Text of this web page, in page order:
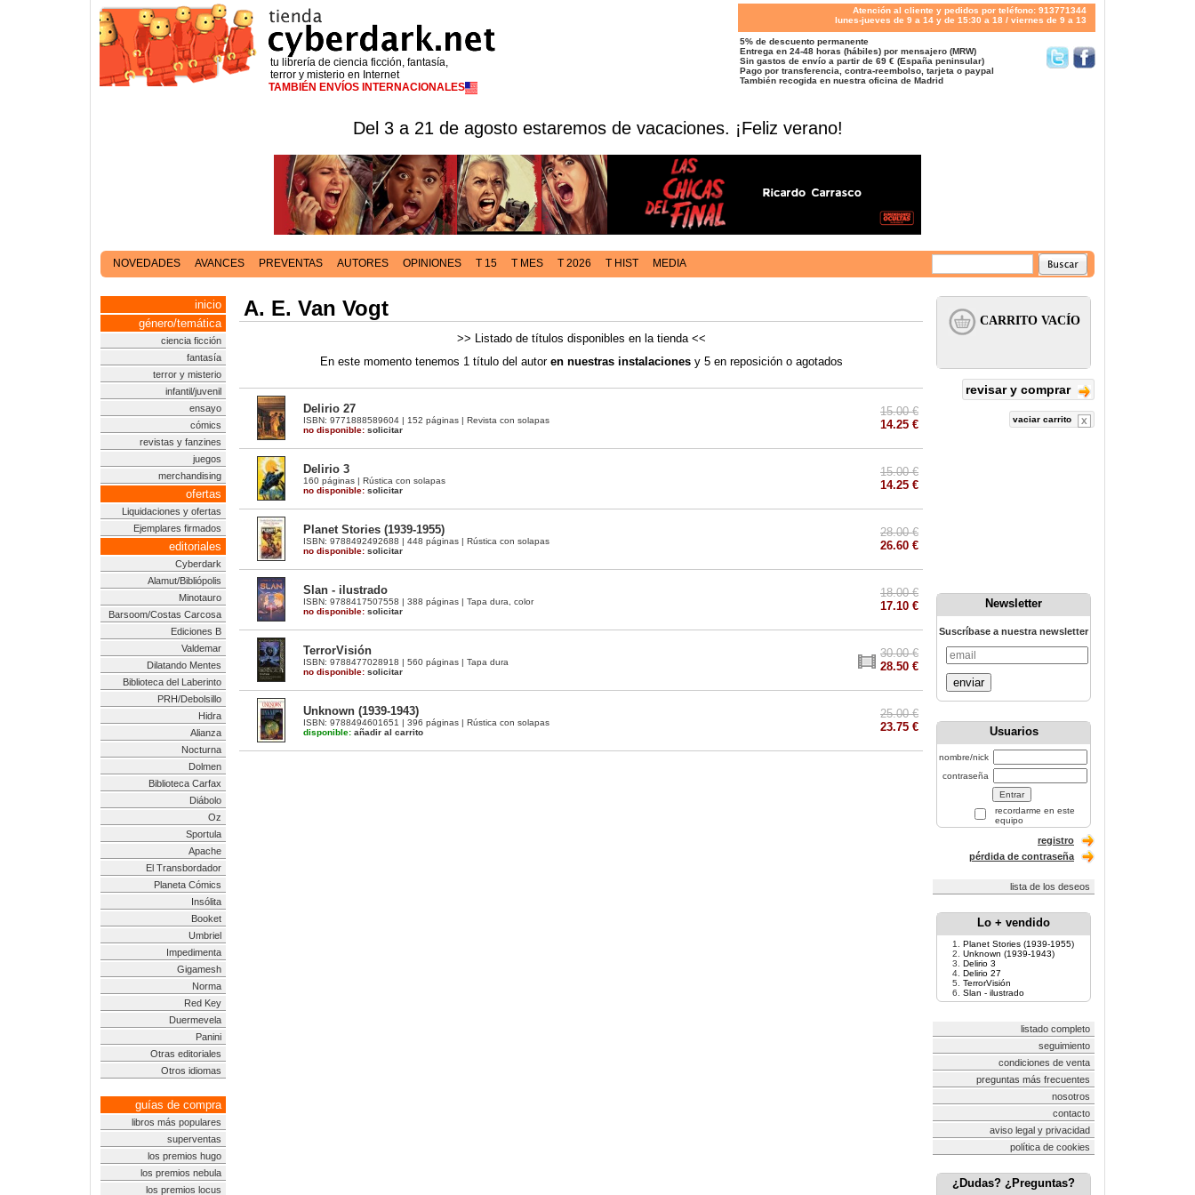
tu librería de ciencia ficción, fantasía,
terror y misterio en Internet
TAMBIÉN ENVÍOS INTERNACIONALES
Atención al cliente y pedidos por teléfono: 913771344
lunes-jueves de 9 a 14 y de 15:30 a 18 / viernes de 9 a 13
5% de descuento permanente
Entrega en 24-48 horas (hábiles) por mensajero (MRW)
Sin gastos de envío a partir de 69 € (España peninsular)
Pago por transferencia, contra-reembolso, tarjeta o paypal
También recogida en nuestra oficina de Madrid
Del 3 a 21 de agosto estaremos de vacaciones. ¡Feliz verano!
NOVEDADES AVANCES PREVENTAS AUTORES OPINIONES T 15 T MES T 2026 T HIST MEDIA
inicio
género/temática
ciencia ficción
fantasía
terror y misterio
infantil/juvenil
ensayo
cómics
revistas y fanzines
juegos
merchandising
ofertas
Liquidaciones y ofertas
Ejemplares firmados
editoriales
Cyberdark
Alamut/Bibliópolis
Minotauro
Barsoom/Costas Carcosa
Ediciones B
Valdemar
Dilatando Mentes
Biblioteca del Laberinto
PRH/Debolsillo
Hidra
Alianza
Nocturna
Dolmen
Biblioteca Carfax
Diábolo
Oz
Sportula
Apache
El Transbordador
Planeta Cómics
Insólita
Booket
Umbriel
Impedimenta
Gigamesh
Norma
Red Key
Duermevela
Panini
Otras editoriales
Otros idiomas
guías de compra
libros más populares
superventas
los premios hugo
los premios nebula
los premios locus
A. E. Van Vogt
>> Listado de títulos disponibles en la tienda <<
En este momento tenemos 1 título del autor en nuestras instalacionesy 5 en reposición o agotados
Delirio 27
ISBN: 9771888589604 | 152 páginas | Revista con solapas
no disponible: solicitar
15.00 €
14.25 €
Delirio 3
160 páginas | Rústica con solapas
no disponible: solicitar
15.00 €
14.25 €
Planet Stories (1939-1955)
ISBN: 9788492492688 | 448 páginas | Rústica con solapas
no disponible: solicitar
28.00 €
26.60 €
Slan - ilustrado
ISBN: 9788417507558 | 388 páginas | Tapa dura, color
no disponible: solicitar
18.00 €
17.10 €
TerrorVisión
ISBN: 9788477028918 | 560 páginas | Tapa dura
no disponible: solicitar
30.00 €
28.50 €
Unknown (1939-1943)
ISBN: 9788494601651 | 396 páginas | Rústica con solapas
disponible: añadir al carrito
25.00 €
23.75 €
revisar y comprar
vaciar carrito
Newsletter
Suscríbase a nuestra newsletter
enviar
Usuarios
nombre/nick
contraseña
recordarme en este
equipo
registro
pérdida de contraseña
lista de los deseos
Lo + vendido
Planet Stories (1939-1955)
Unknown (1939-1943)
Delirio 3
Delirio 27
TerrorVisión
Slan - ilustrado
listado completo
seguimiento
condiciones de venta
preguntas más frecuentes
nosotros
contacto
aviso legal y privacidad
política de cookies
¿Dudas? ¿Preguntas?